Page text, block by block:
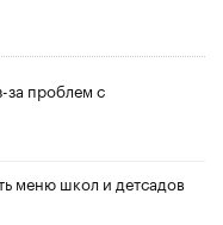
за проблем с
меню школ и детсадов